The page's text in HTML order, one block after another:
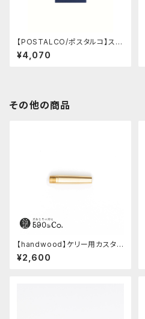
【POSTALCO/ポスタルコ】スナ
ップパッド SQ A6 (Royal Blu
e)
¥4,070
その他の商品
【handwood】ケリー用カスタム
後軸 (真鍮)
¥2,600